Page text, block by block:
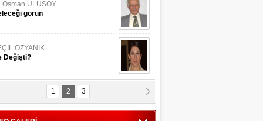
Osman ULUSOY
görün
ÖZYANIK
Değişti?
1 2 3